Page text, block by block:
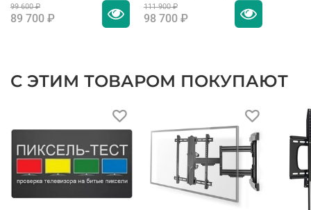
99 600 ₽
89 700 ₽
111 900 ₽
98 700 ₽
С ЭТИМ ТОВАРОМ ПОКУПАЮТ